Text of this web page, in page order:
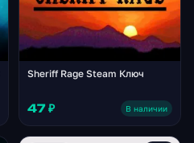
Sheriff Rage Steam Ключ
47 ₽ В наличии